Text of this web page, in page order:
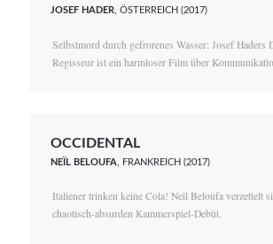
JOSEF HADER, ÖSTERREICH (2017)
Selbstmord durch gefrorenes Wasser: Josef Haders
Regisseur ist ein harmloser Film über
OCCIDENTAL
NEÏL BELOUFA , FRANKREICH (2017)
Italiener trinken keine Cola! Neïl Beloufa verzettelt
chaotisch-absurden Kammerspiel-Debüt.